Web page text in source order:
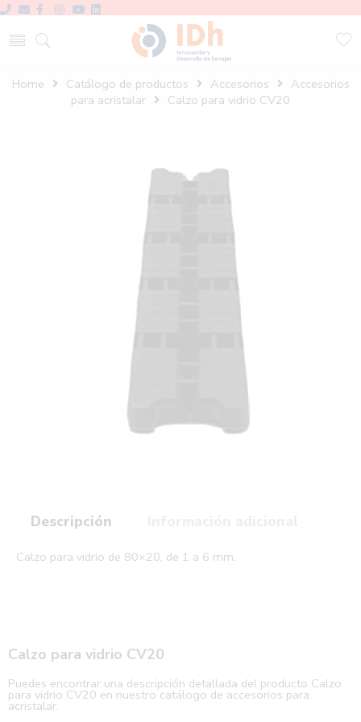
Home Catálogo de productos Accesorios
Accesorios
para acristalar
Calzo para vidrio CV20
Descripción
Calzo para vidrio de 80×20, de 1 a 6 mm.
Calzo para vidrio CV20
Puedes encontrar una descripción detallada del producto Calzo
para vidrio CV20 en nuestro catálogo de accesorios para
acristalar.